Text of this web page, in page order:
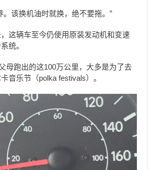
。该换机油时就换，绝不要拖。”
这辆车至今仍使用原装发动机和变速
统。
母跑出的这100万公里，大多是为了去
音乐节（polka festivals）。